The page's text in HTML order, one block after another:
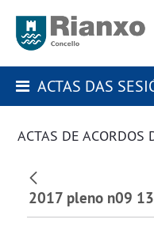
ACTAS DAS